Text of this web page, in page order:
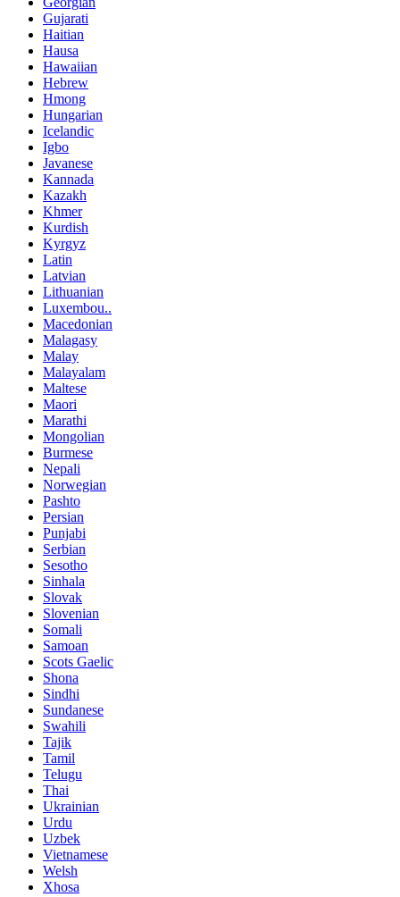
Gujarati
Haitian
Hausa
Hawaiian
Hebrew
Hmong
Hungarian
Icelandic
Igbo
Javanese
Kannada
Kazakh
Khmer
Kurdish
Kyrgyz
Latin
Latvian
Lithuanian
Luxembou..
Macedonian
Malagasy
Malay
Malayalam
Maltese
Maori
Marathi
Mongolian
Burmese
Nepali
Norwegian
Pashto
Persian
Punjabi
Serbian
Sesotho
Sinhala
Slovak
Slovenian
Somali
Samoan
Scots Gaelic
Shona
Sindhi
Sundanese
Swahili
Tajik
Tamil
Telugu
Thai
Ukrainian
Urdu
Uzbek
Vietnamese
Welsh
Xhosa